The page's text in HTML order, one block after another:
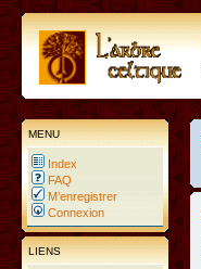
MENU
Index
FAQ
M’enregistrer
Connexion
LIENS